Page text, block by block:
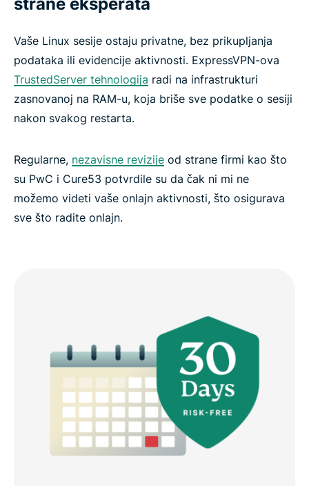
strane eksperata
Vaše Linux sesije ostaju privatne, bez prikupljanja
podataka ili evidencije aktivnosti. ExpressVPN-ova
TrustedServer tehnologija radi na infrastrukturi
zasnovanoj na RAM-u, koja briše sve podatke o sesiji
nakon svakog restarta.
Regularne, nezavisne revizije od strane firmi kao što
su PwC i Cure53 potvrdile su da čak ni mi ne
možemo videti vaše onlajn aktivnosti, što osigurava
sve što radite onlajn.